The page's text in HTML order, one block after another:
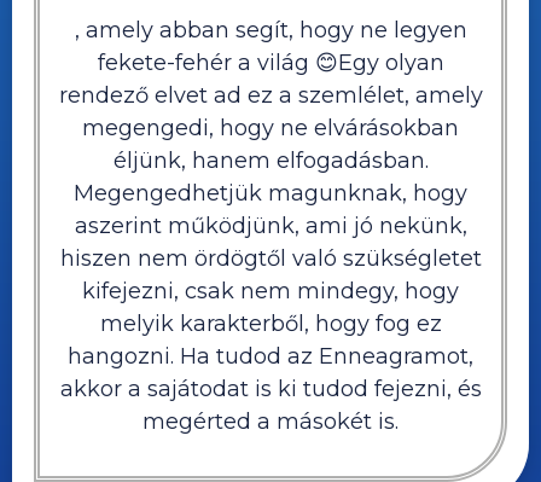
, amely abban segít, hogy ne legyen
fekete-fehér a világ 😊Egy olyan
rendező elvet ad ez a szemlélet, amely
megengedi, hogy ne elvárásokban
éljünk, hanem elfogadásban.
Megengedhetjük magunknak, hogy
aszerint működjünk, ami jó nekünk,
hiszen nem ördögtől való szükségletet
kifejezni, csak nem mindegy, hogy
melyik karakterből, hogy fog ez
hangozni. Ha tudod az Enneagramot,
akkor a sajátodat is ki tudod fejezni, és
megérted a másokét is.